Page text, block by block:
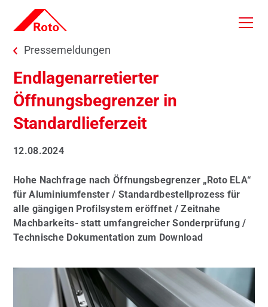
Skip to main content
You are here:
Pressemeldungen
Endlagenarretierter
Öffnungsbegrenzer in
Standardlieferzeit
12.08.2024
Hohe Nachfrage nach Öffnungsbegrenzer „Roto ELA“
für Aluminiumfenster / Standardbestellprozess für
alle gängigen Profilsystem eröffnet / Zeitnahe
Machbarkeits- statt umfangreicher Sonderprüfung /
Technische Dokumentation zum Download